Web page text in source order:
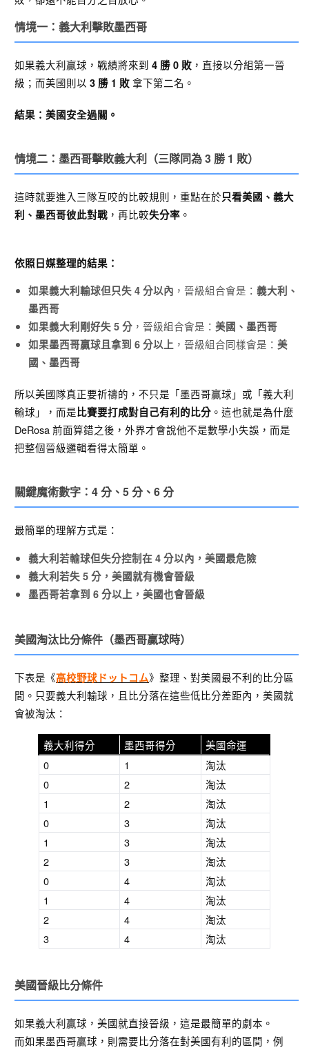
情境一：義大利擊敗墨西哥
如果義大利贏球，戰績將來到4 勝 0 敗 ，直接以分組第一晉
級；而美國則以3 勝 1 敗 拿下第二名。
結果：美國安全過關。
情境二：墨西哥擊敗義大利（三隊同為 3 勝 1 敗）
這時就要進入三隊互咬的比較規則，重點在於只看美國、義大
利、墨西哥彼此對戰 ，再比較失分率 。
依照日媒整理的結果：
如果義大利輸球但只失 4 分以內 ，晉級組合會是：義大利、
墨西哥
如果義大利剛好失 5 分 ，晉級組合會是：美國、墨西哥
如果墨西哥贏球且拿到 6 分以上 ，晉級組合同樣會是：美
國、墨西哥
所以美國隊真正要祈禱的，不只是「墨西哥贏球」或「義大利
輸球」，而是比賽要打成對自己有利的比分 。這也就是為什麼
DeRosa 前面算錯之後，外界才會說他不是數學小失誤，而是
把整個晉級邏輯看得太簡單。
關鍵魔術數字：4 分、5 分、6 分
最簡單的理解方式是：
義大利若輸球但失分控制在 4 分以內，美國最危險
義大利若失 5 分，美國就有機會晉級
墨西哥若拿到 6 分以上，美國也會晉級
美國淘汰比分條件（墨西哥贏球時）
下表是《高校野球ドットコム》整理、對美國最不利的比分區
間。只要義大利輸球，且比分落在這些低比分差距內，美國就
會被淘汰：
義大利得分 墨西哥得分
美國命運
0
1
淘汰
0
2
淘汰
1
2
淘汰
0
3
淘汰
1
3
淘汰
2
3
淘汰
0
4
淘汰
1
4
淘汰
2
4
淘汰
3
4 淘汰
美國晉級比分條件
如果義大利贏球，美國就直接晉級，這是最簡單的劇本。
而如果墨西哥贏球，則需要比分落在對美國有利的區間，例